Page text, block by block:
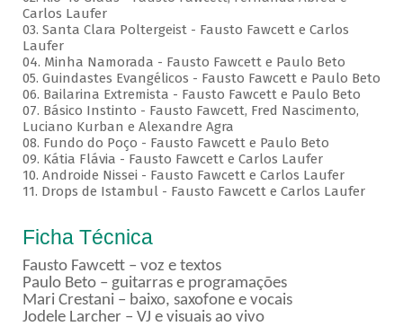
Carlos Laufer
03. Santa Clara Poltergeist - Fausto Fawcett e Carlos
Laufer
04. Minha Namorada - Fausto Fawcett e Paulo Beto
05. Guindastes Evangélicos - Fausto Fawcett e Paulo Beto
06. Bailarina Extremista - Fausto Fawcett e Paulo Beto
07. Básico Instinto - Fausto Fawcett, Fred Nascimento,
Luciano Kurban e Alexandre Agra
08. Fundo do Poço - Fausto Fawcett e Paulo Beto
09. Kátia Flávia - Fausto Fawcett e Carlos Laufer
10. Androide Nissei - Fausto Fawcett e Carlos Laufer
11. Drops de Istambul - Fausto Fawcett e Carlos Laufer
Ficha Técnica
Fausto Fawcett – voz e textos
Paulo Beto – guitarras e programações
Mari Crestani – baixo, saxofone e vocais
Jodele Larcher – VJ e visuais ao vivo